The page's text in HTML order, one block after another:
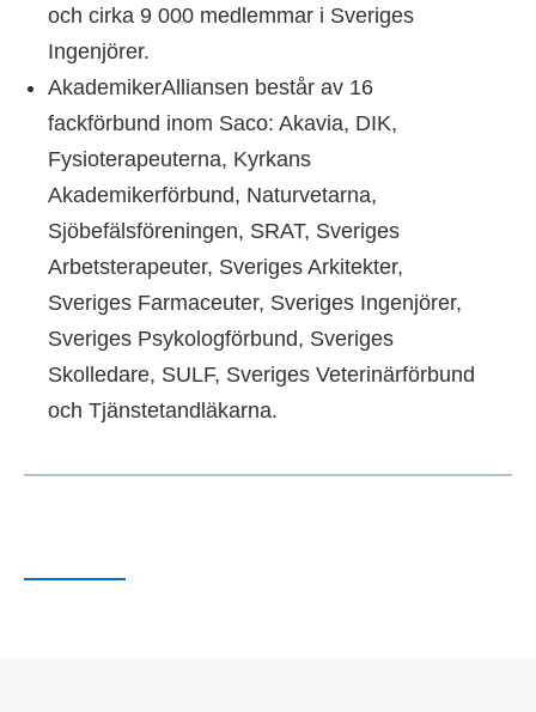
och cirka 9 000 medlemmar i Sveriges
Ingenjörer.
AkademikerAlliansen består av 16
fackförbund inom Saco: Akavia, DIK,
Fysioterapeuterna, Kyrkans
Akademikerförbund, Naturvetarna,
Sjöbefälsföreningen, SRAT, Sveriges
Arbetsterapeuter, Sveriges Arkitekter,
Sveriges Farmaceuter, Sveriges Ingenjörer,
Sveriges Psykologförbund, Sveriges
Skolledare, SULF, Sveriges Veterinärförbund
och Tjänstetandläkarna.